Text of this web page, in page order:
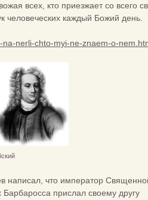
всех, кто приезжает со всего
человеческих каждый Божий день.
nerli-chto-myi-ne-znaem-o-
написал, что император
прислал своему другу